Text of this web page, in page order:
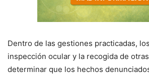
Dentro de las gestiones practicadas,
inspección ocular y la recogida de
determinar que los hechos